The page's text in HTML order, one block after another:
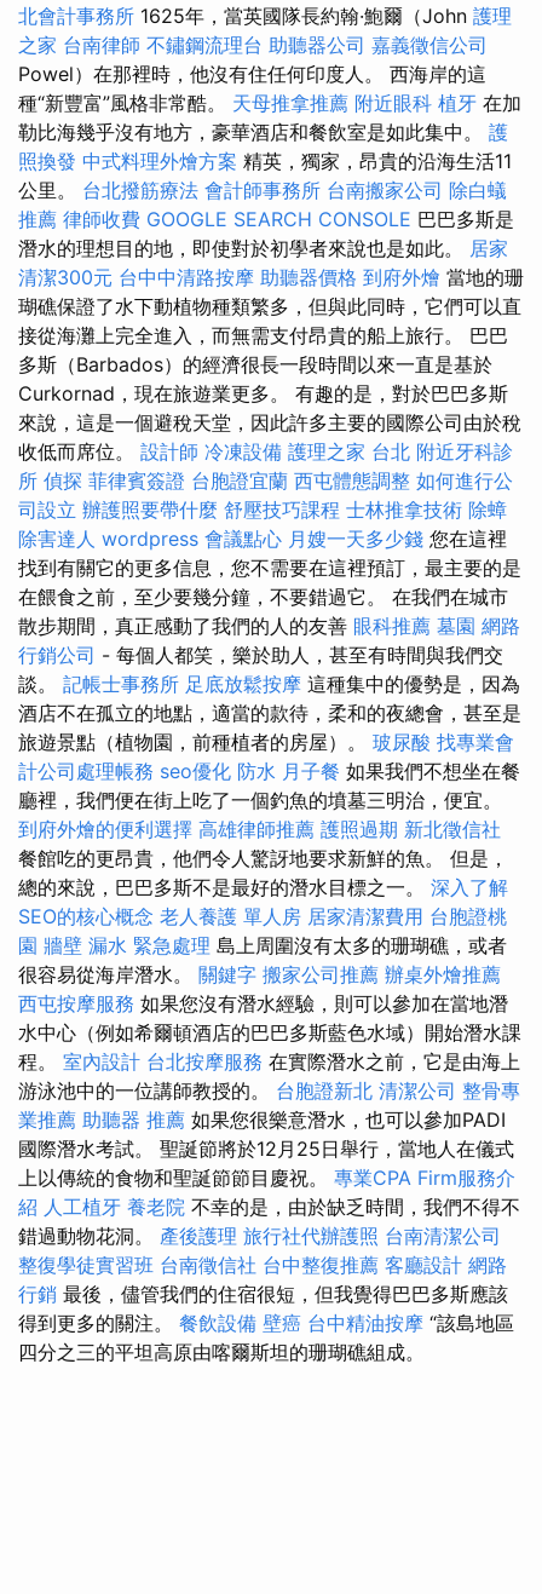
北會計事務所 1625年，當英國隊長約翰·鮑爾（John 護理
之家 台南律師 不鏽鋼流理台 助聽器公司 嘉義徵信公司
Powel）在那裡時，他沒有住任何印度人。 西海岸的這
種“新豐富”風格非常酷。 天母推拿推薦 附近眼科 植牙 在加
勒比海幾乎沒有地方，豪華酒店和餐飲室是如此集中。 護
照換發 中式料理外燴方案 精英，獨家，昂貴的沿海生活11
公里。 台北撥筋療法 會計師事務所 台南搬家公司 除白蟻
推薦 律師收費 GOOGLE SEARCH CONSOLE 巴巴多斯是
潛水的理想目的地，即使對於初學者來說也是如此。 居家
清潔300元 台中中清路按摩 助聽器價格 到府外燴 當地的珊
瑚礁保證了水下動植物種類繁多，但與此同時，它們可以直
接從海灘上完全進入，而無需支付昂貴的船上旅行。 巴巴
多斯（Barbados）的經濟很長一段時間以來一直是基於
Curkornad，現在旅遊業更多。 有趣的是，對於巴巴多斯
來說，這是一個避稅天堂，因此許多主要的國際公司由於稅
收低而席位。 設計師 冷凍設備 護理之家 台北 附近牙科診
所 偵探 菲律賓簽證 台胞證宜蘭 西屯體態調整 如何進行公
司設立 辦護照要帶什麼 舒壓技巧課程 士林推拿技術 除蟑
除害達人 wordpress 會議點心 月嫂一天多少錢 您在這裡
找到有關它的更多信息，您不需要在這裡預訂，最主要的是
在餵食之前，至少要幾分鐘，不要錯過它。 在我們在城市
散步期間，真正感動了我們的人的友善 眼科推薦 墓園 網路
行銷公司 - 每個人都笑，樂於助人，甚至有時間與我們交
談。 記帳士事務所 足底放鬆按摩 這種集中的優勢是，因為
酒店不在孤立的地點，適當的款待，柔和的夜總會，甚至是
旅遊景點（植物園，前種植者的房屋）。 玻尿酸 找專業會
計公司處理帳務 seo優化 防水 月子餐 如果我們不想坐在餐
廳裡，我們便在街上吃了一個釣魚的墳墓三明治，便宜。
到府外燴的便利選擇 高雄律師推薦 護照過期 新北徵信社
餐館吃的更昂貴，他們令人驚訝地要求新鮮的魚。 但是，
總的來說，巴巴多斯不是最好的潛水目標之一。 深入了解
SEO的核心概念 老人養護 單人房 居家清潔費用 台胞證桃
園 牆壁 漏水 緊急處理 島上周圍沒有太多的珊瑚礁，或者
很容易從海岸潛水。 關鍵字 搬家公司推薦 辦桌外燴推薦
西屯按摩服務 如果您沒有潛水經驗，則可以參加在當地潛
水中心（例如希爾頓酒店的巴巴多斯藍色水域）開始潛水課
程。 室內設計 台北按摩服務 在實際潛水之前，它是由海上
游泳池中的一位講師教授的。 台胞證新北 清潔公司 整骨專
業推薦 助聽器 推薦 如果您很樂意潛水，也可以參加PADI
國際潛水考試。 聖誕節將於12月25日舉行，當地人在儀式
上以傳統的食物和聖誕節節目慶祝。 專業CPA Firm服務介
紹 人工植牙 養老院 不幸的是，由於缺乏時間，我們不得不
錯過動物花洞。 產後護理 旅行社代辦護照 台南清潔公司
整復學徒實習班 台南徵信社 台中整復推薦 客廳設計 網路
行銷 最後，儘管我們的住宿很短，但我覺得巴巴多斯應該
得到更多的關注。 餐飲設備 壁癌 台中精油按摩 “該島地區
四分之三的平坦高原由喀爾斯坦的珊瑚礁組成。